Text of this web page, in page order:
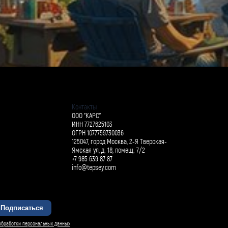
Контакты
ООО "КАРС"
ИНН 7727625103
ОГРН 1077759730036
125047, город Москва, 2-Я Тверская-
Ямская ул, д. 18, помещ. 7/2
+7 985 639 87 87
info@tepsey.com
Подписаться
персональных данных